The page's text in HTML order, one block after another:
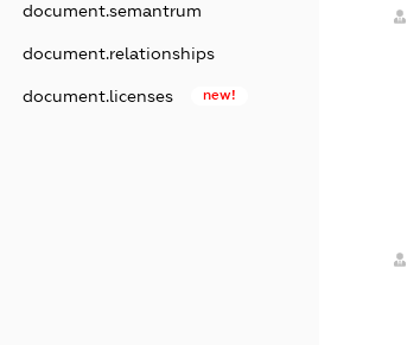
document.semantrum
document.relationships
document.licenses new!